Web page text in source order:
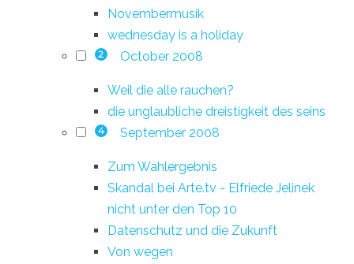
Novembermusik
wednesday is a holiday
2 October 2008
Weil die alle rauchen?
die unglaubliche dreistigkeit des seins
4 September 2008
Zum Wahlergebnis
Skandal bei Arte.tv - Elfriede Jelinek
nicht unter den Top 10
Datenschutz und die Zukunft
Von wegen